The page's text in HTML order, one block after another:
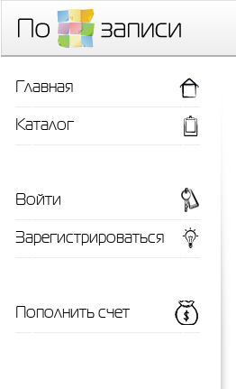
Главная
Каталог
Войти
Зарегистрироваться
Пополнить счет